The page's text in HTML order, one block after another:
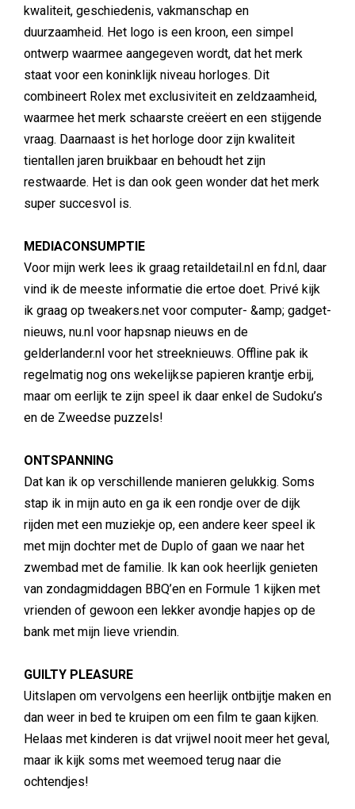
kwaliteit, geschiedenis, vakmanschap en
duurzaamheid. Het logo is een kroon, een simpel
ontwerp waarmee aangegeven wordt, dat het merk
staat voor een koninklijk niveau horloges. Dit
combineert Rolex met exclusiviteit en zeldzaamheid,
waarmee het merk schaarste creëert en een stijgende
vraag. Daarnaast is het horloge door zijn kwaliteit
tientallen jaren bruikbaar en behoudt het zijn
restwaarde. Het is dan ook geen wonder dat het merk
super succesvol is.
MEDIACONSUMPTIE
Voor mijn werk lees ik graag retaildetail.nl en fd.nl, daar
vind ik de meeste informatie die ertoe doet. Privé kijk
ik graag op tweakers.net voor computer- &amp; gadget-
nieuws, nu.nl voor hapsnap nieuws en de
gelderlander.nl voor het streeknieuws. Offline pak ik
regelmatig nog ons wekelijkse papieren krantje erbij,
maar om eerlijk te zijn speel ik daar enkel de Sudoku’s
en de Zweedse puzzels!
ONTSPANNING
Dat kan ik op verschillende manieren gelukkig. Soms
stap ik in mijn auto en ga ik een rondje over de dijk
rijden met een muziekje op, een andere keer speel ik
met mijn dochter met de Duplo of gaan we naar het
zwembad met de familie. Ik kan ook heerlijk genieten
van zondagmiddagen BBQ’en en Formule 1 kijken met
vrienden of gewoon een lekker avondje hapjes op de
bank met mijn lieve vriendin.
GUILTY PLEASURE
Uitslapen om vervolgens een heerlijk ontbijtje maken en
dan weer in bed te kruipen om een film te gaan kijken.
Helaas met kinderen is dat vrijwel nooit meer het geval,
maar ik kijk soms met weemoed terug naar die
ochtendjes!